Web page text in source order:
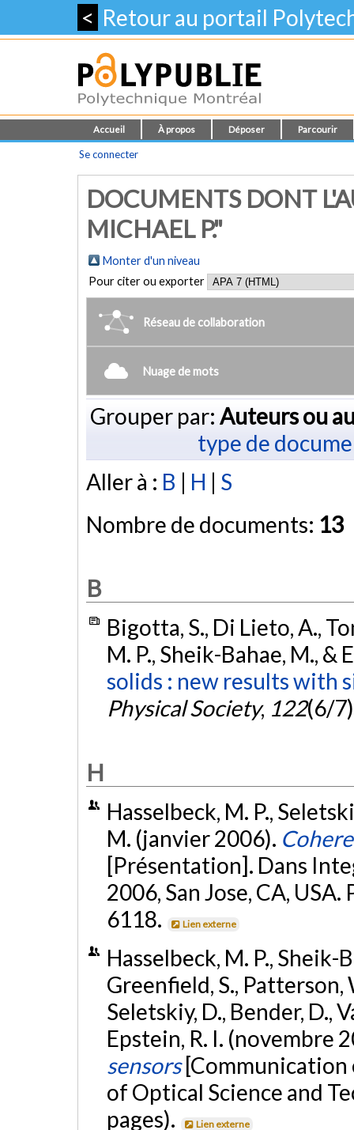
< Retour au portail
Accueil À propos Déposer Parcourir
Se connecter
DOCUMENTS DONT
MICHAEL P."
Monter d'un niveau
Pour citer ou exporter
Réseau de collaboration
Nuage de mots
Grouper par: Auteurs ou
type de
Aller à : B | H | S
Nombre de documents: 13
B
Bigotta, S., Di Lieto, A.,
M. P., Sheik-Bahae, M., &
solids : new results with
Physical Society, 122(6/
H
Hasselbeck, M. P.,
M. (janvier 2006).
[Présentation]. Dans
2006, San Jose, CA,
6118.
Lien externe
Hasselbeck, M. P., Sheik-
Greenfield, S., Patterson,
Seletskiy, D., Bender, D.,
Epstein, R. I. (novembre
sensors
of Optical Science and
pages).
Lien externe